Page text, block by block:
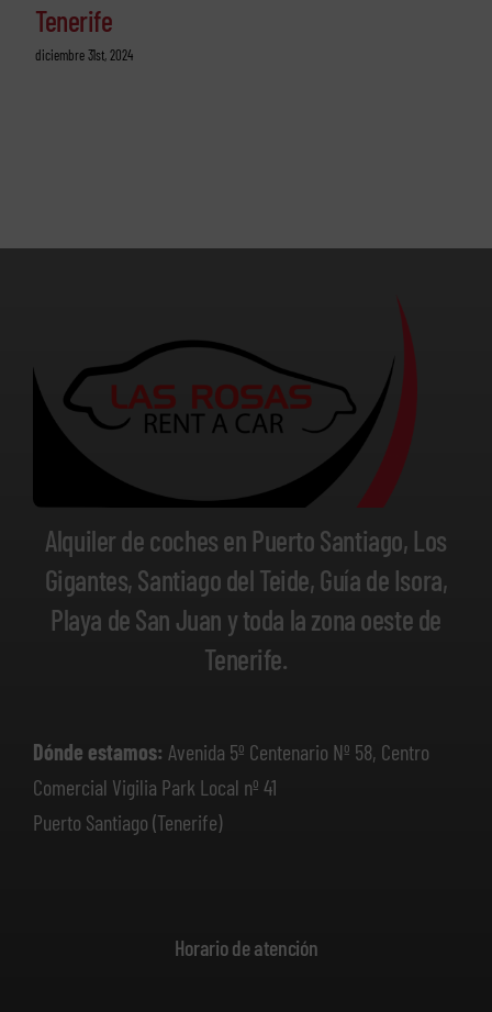
Tenerife
diciembre 31st, 2024
Alquiler de coches en Puerto Santiago, Los
Gigantes, Santiago del Teide, Guía de Isora,
Playa de San Juan y toda la zona oeste de
Tenerife.
Dónde estamos: Avenida 5º Centenario Nº 58, Centro
Comercial Vigilia Park Local nº 41
Puerto Santiago (Tenerife)
Horario de atención